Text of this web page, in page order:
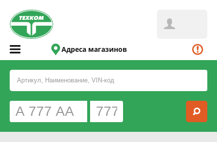
Адреса магазинов